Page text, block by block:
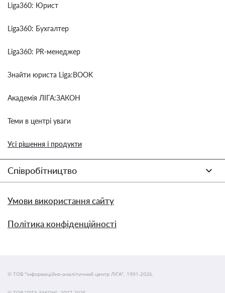
Liga360: Юрист
Liga360: Бухгалтер
Liga360: PR-менеджер
Знайти юриста Liga:BOOK
Академія ЛІГА:ЗАКОН
Теми в центрі уваги
Усі рішення і продукти
Співробітництво
Умови використання сайту
Політика конфіденційності
© ТОВ "інформаційно-аналітичний центр ЛІГА", 1991-2026.